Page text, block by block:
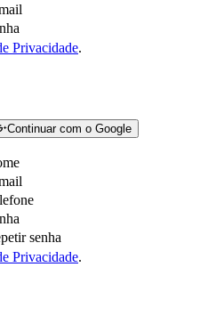
Privacidade.
Continuar com o Google
senha
Privacidade.